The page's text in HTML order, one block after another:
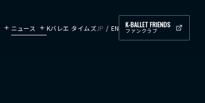
ニュース Kバレエ タイムズJP EN K-BALLET FRIENDS
ファンクラブ